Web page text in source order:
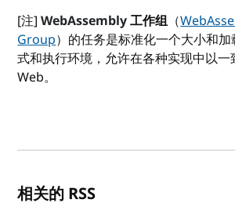
[注]WebAssembly工作组（
Group）的任务是标准化一个大小和
式和执行环境，允许在各种实现中以一
Web。
相关的 RSS